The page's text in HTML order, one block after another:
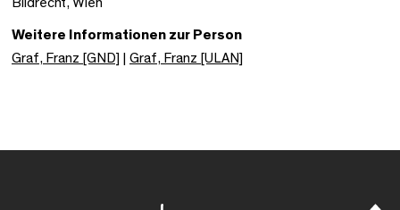
Weitere Informationen zur Person
Graf, Franz [GND]
Graf, Franz [ULAN]